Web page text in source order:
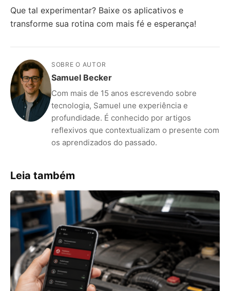
Que tal experimentar? Baixe os aplicativos e
transforme sua rotina com mais fé e esperança!
SOBRE O AUTOR
Samuel Becker
Com mais de 15 anos escrevendo sobre
tecnologia, Samuel une experiência e
profundidade. É conhecido por artigos
reflexivos que contextualizam o presente com
os aprendizados do passado.
Leia também